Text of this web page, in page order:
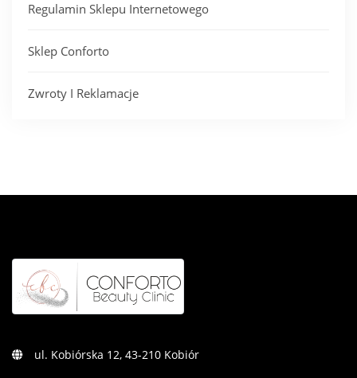
Regulamin Sklepu Internetowego
Sklep Conforto
Zwroty I Reklamacje
ul. Kobiórska 12, 43-210 Kobiór